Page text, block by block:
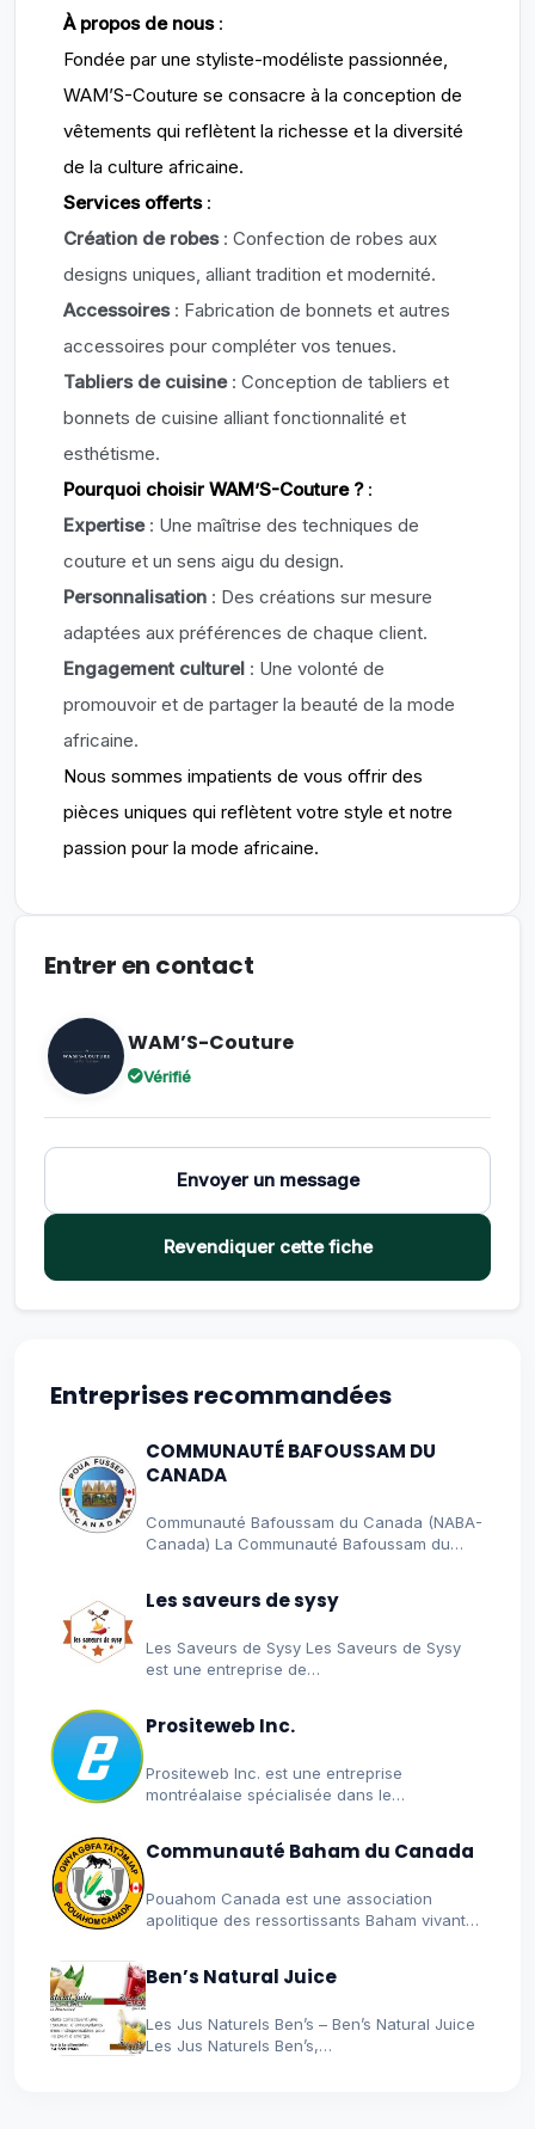
À propos de nous:
Fondée par une styliste-modéliste passionnée,
WAM’S-Couture se consacre à la conception de
vêtements qui reflètent la richesse et la diversité
de la culture africaine.
Services offerts:
Création de robes: Confection de robes aux
designs uniques, alliant tradition et modernité.
Accessoires: Fabrication de bonnets et autres
accessoires pour compléter vos tenues.
Tabliers de cuisine: Conception de tabliers et
bonnets de cuisine alliant fonctionnalité et
esthétisme.
Pourquoi choisir WAM’S-Couture ?:
Expertise: Une maîtrise des techniques de
couture et un sens aigu du design.
Personnalisation : Des créations sur mesure
adaptées aux préférences de chaque client.
Engagement culturel : Une volonté de
promouvoir et de partager la beauté de la mode
africaine.
Nous sommes impatients de vous offrir des
pièces uniques qui reflètent votre style et notre
passion pour la mode africaine.
Entrer en contact
WAM’S-Couture
Vérifié
Envoyer un message
Revendiquer cette fiche
Entreprises recommandées
COMMUNAUTÉ BAFOUSSAM DU
CANADA
Communauté Bafoussam du Canada (NABA-
Canada) La Communauté Bafoussam du
Les saveurs de sysy
Les Saveurs de Sysy Les Saveurs de Sysy
est une entreprise de…
Prositeweb Inc.
Prositeweb Inc. est une entreprise
montréalaise spécialisée dans le
Communauté Baham du Canada
Pouahom Canada est une association
apolitique des ressortissants Baham vivant
Ben’s Natural Juice
Les Jus Naturels Ben’s – Ben’s Natural Juice
Les Jus Naturels Ben’s,…